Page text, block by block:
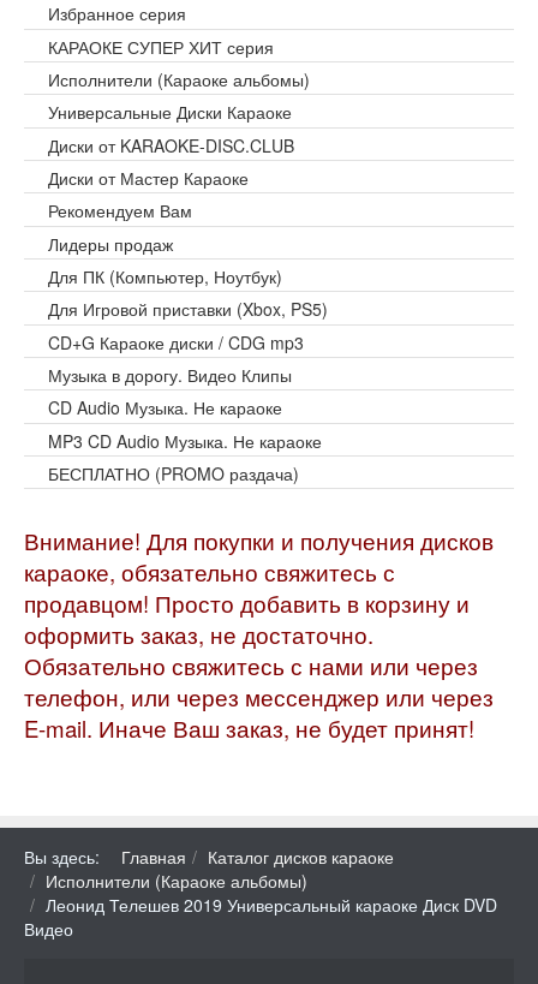
Избранное серия
КАРАОКЕ СУПЕР ХИТ серия
Исполнители (Караоке альбомы)
Универсальные Диски Караоке
Диски от KARAOKE-DISC.CLUB
Диски от Мастер Караоке
Рекомендуем Вам
Лидеры продаж
Для ПК (Компьютер, Ноутбук)
Для Игровой приставки (Xbox, PS5)
CD+G Караоке диски / CDG mp3
Музыка в дорогу. Видео Клипы
CD Audio Музыка. Не караоке
MP3 CD Audio Музыка. Не караоке
БЕСПЛАТНО (PROMO раздача)
Внимание! Для покупки и получения дисков
караоке, обязательно свяжитесь с
продавцом! Просто добавить в корзину и
оформить заказ, не достаточно.
Обязательно свяжитесь с нами или через
телефон, или через мессенджер или через
E-mail. Иначе Ваш заказ, не будет принят!
Вы здесь: Главная
Каталог дисков караоке
Исполнители (Караоке альбомы)
Леонид Телешев 2019 Универсальный караоке Диск DVD
Видео